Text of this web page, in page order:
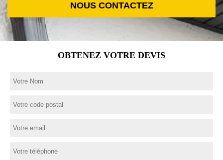
NOUS CONTACTEZ
OBTENEZ VOTRE DEVIS